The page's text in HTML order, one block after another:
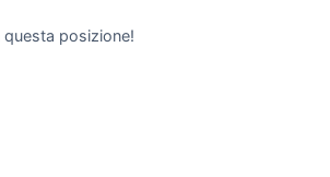
posizione!